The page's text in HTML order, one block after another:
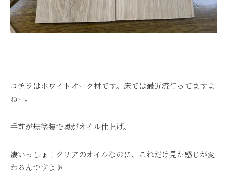
コチラはホワイトオーク材です。床では最近流行ってますよ
ねー。
手前が無塗装で奥がオイル仕上げ。
凄いっしょ！クリアのオイルなのに、これだけ見た感じが変
わるんですよ☝